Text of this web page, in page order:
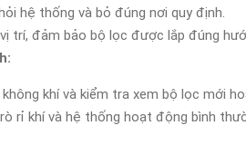
hệ thống và bỏ đúng nơi quy định.
trí, đảm bảo bộ lọc được lắp đúng
khí và kiểm tra xem bộ lọc mới
rỉ khí và hệ thống hoạt động bình